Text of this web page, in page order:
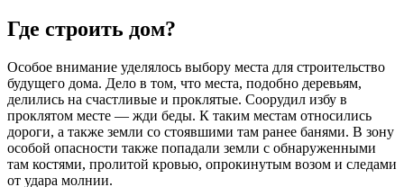
Где строить дом?
Особое внимание уделялось выбору места для строительство
будущего дома. Дело в том, что места, подобно деревьям,
делились на счастливые и проклятые. Соорудил избу в
проклятом месте — жди беды. К таким местам относились
дороги, а также земли со стоявшими там ранее банями. В зону
особой опасности также попадали земли с обнаруженными
там костями, пролитой кровью, опрокинутым возом и следами
от удара молнии.